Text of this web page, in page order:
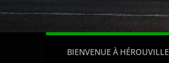
BIENVENUE À HÉROUVILLE